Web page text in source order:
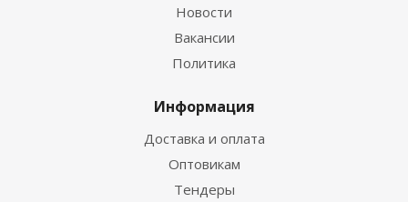
Новости
Вакансии
Политика
Информация
Доставка и оплата
Оптовикам
Тендеры